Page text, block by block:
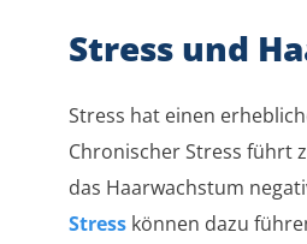
Stress und
Stress hat einen
Chronischer Stress führt
das Haarwachstum
Stress können dazu